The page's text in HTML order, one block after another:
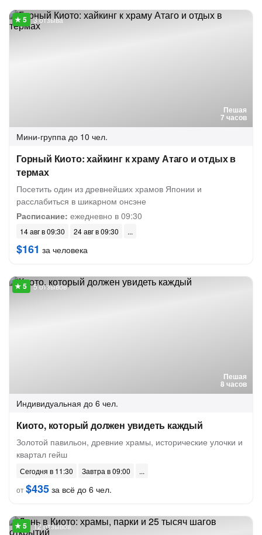
Пешая
7 часов
3 отзыва
Мини-группа до 10 чел.
Горный Киото: хайкинг к храму Атаго и отдых в
термах
Посетить один из древнейших храмов Японии и
расслабиться в шикарном онсэне
Расписание: ежедневно в 09:30
14 авг в 09:30 24 авг в 09:30
$161 за человека
Пешая
8 часов
5 отзывов
Индивидуальная до 6 чел.
Киото, который должен увидеть каждый
Золотой павильон, древние храмы, исторические улочки и
квартал гейш
Сегодня в 11:30
Завтра в 09:00
от$435 за всё до 6 чел.
12 отзывов